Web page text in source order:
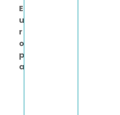
E
u
r
o
p
a